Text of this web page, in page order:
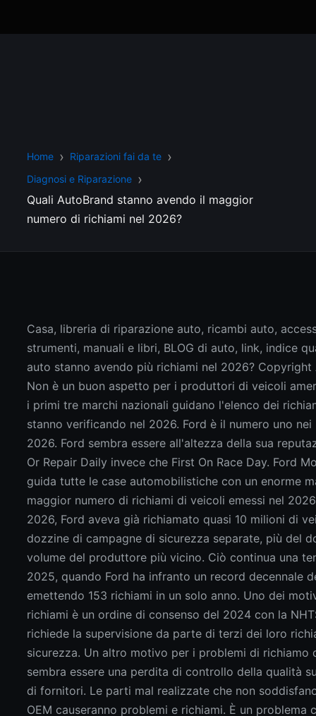
Home
Riparazioni fai da te
Diagnosi e Riparazione
Quali AutoBrand stanno avendo il maggior
numero di richiami nel 2026?
Casa, libreria di riparazione auto, ricambi auto,
strumenti, manuali e libri, BLOG di auto, link, indice
auto stanno avendo più richiami nel 2026? Copyright
Non è un buon aspetto per i produttori di veicoli
i primi tre marchi nazionali guidano l'elenco dei
stanno verificando nel 2026. Ford è il numero uno
2026. Ford sembra essere all'altezza della sua
Or Repair Daily invece che First On Race Day. Ford
guida tutte le case automobilistiche con un enorme
maggior numero di richiami di veicoli emessi nel
2026, Ford aveva già richiamato quasi 10 milioni di
dozzine di campagne di sicurezza separate, più del
volume del produttore più vicino. Ciò continua una
2025, quando Ford ha infranto un record decennale
emettendo 153 richiami in un solo anno. Uno dei
richiami è un ordine di consenso del 2024 con la
richiede la supervisione da parte di terzi dei loro
sicurezza. Un altro motivo per i problemi di richiamo
sembra essere una perdita di controllo della qualità
di fornitori. Le parti mal realizzate che non
OEM causeranno problemi e richiami. È un problema